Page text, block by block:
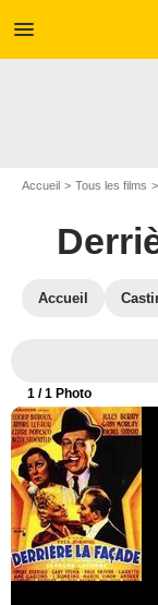
menu
Accueil Tous les films
Accueil
1 / 1 Photo